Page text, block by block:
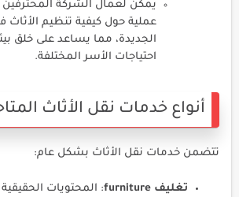
يمكن لعمال الشركة
عملية حول كيفية تنظيم الأثاث
الجديدة، مما يساعد على خلق
احتياجات الأسر المختلفة.
أنواع خدمات نقل الأثاث
تتضمن خدمات نقل الأثاث بشكل عام:
تغليف furniture
: المحتويات